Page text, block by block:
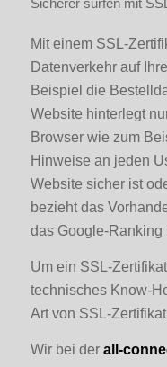
Mit einem SSL-
Datenverkehr auf
Beispiel die
Website hinterlegt
Browser wie zum
Hinweise an jeden
Website sicher ist
bezieht das
das Google-Ranking
Um ein SSL-
technisches Know-
Art von SSL-
Wir bei der all-